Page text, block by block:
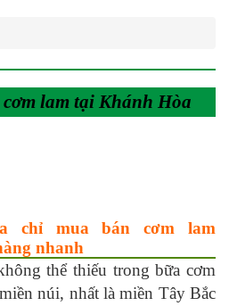
lam tại Khánh Hòa
chỉ mua bán cơm lam
nhanh
thể thiếu trong bữa cơm
núi, nhất là miền Tây Bắc